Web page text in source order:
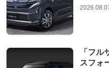
「フ
スフォ